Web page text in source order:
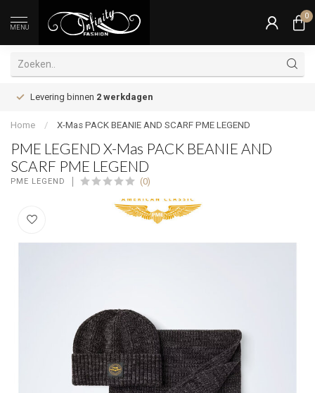
MENU
0
Levering binnen 2 werkdagen
Home / X-Mas PACK BEANIE AND SCARF PME LEGEND
PME LEGEND X-Mas PACK BEANIE AND
SCARF PME LEGEND
PME LEGEND (0)